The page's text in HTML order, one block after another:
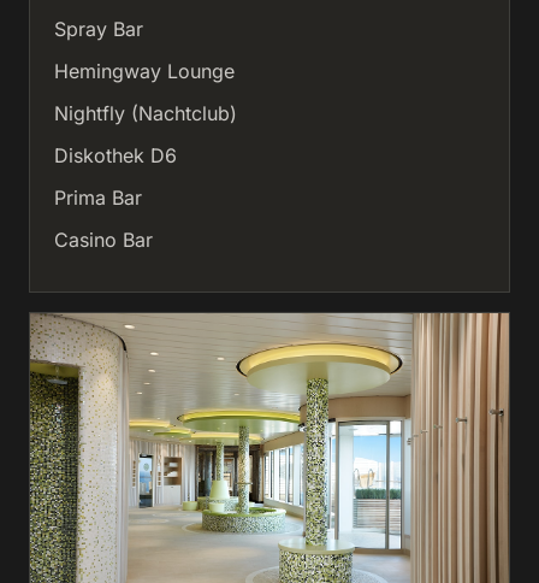
Spray Bar
Hemingway Lounge
Nightfly (Nachtclub)
Diskothek D6
Prima Bar
Casino Bar